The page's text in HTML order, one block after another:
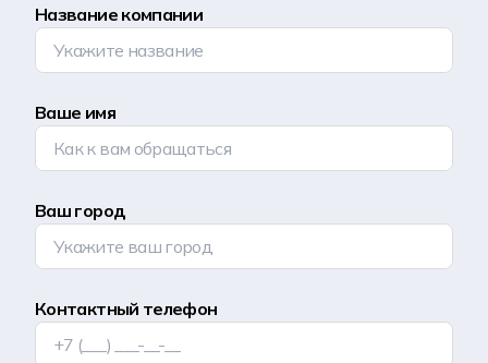
Название компании
Ваше имя
Ваш город
Контактный телефон